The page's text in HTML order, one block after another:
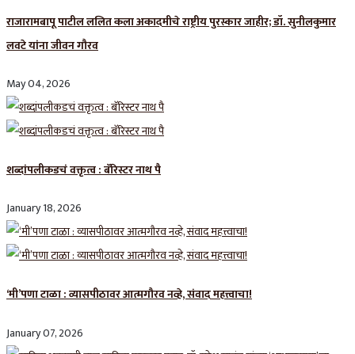
राजारामबापू पाटील ललित कला अकादमीचे राष्ट्रीय पुरस्कार जाहीर; डॉ. सुनीलकुमार
लवटे यांना जीवन गौरव
May 04, 2026
शब्दांपलीकडचं वक्तृत्व : बॅरिस्टर नाथ पै
January 18, 2026
‘मी’पणा टाळा : व्यासपीठावर आत्मगौरव नव्हे, संवाद महत्त्वाचा!
January 07, 2026